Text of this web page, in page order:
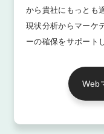
から貴社にもっとも
現状分析からマーケ
ーの確保をサポート
Web